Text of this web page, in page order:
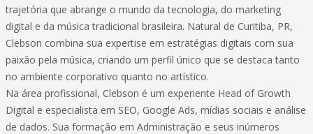
trajetória que abrange o mundo da tecnologia, do marketing
digital e da música tradicional brasileira. Natural de Curitiba, PR,
Clebson combina sua expertise em estratégias digitais com sua
paixão pela música, criando um perfil único que se destaca tanto
no ambiente corporativo quanto no artístico.
Na área profissional, Clebson é um experiente Head of Growth
Digital e especialista em SEO, Google Ads, mídias sociais e análise
de dados. Sua formação em Administração e seus inúmeros